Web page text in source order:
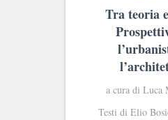
Tra teoria
a cura di Luca
Testi di Elio